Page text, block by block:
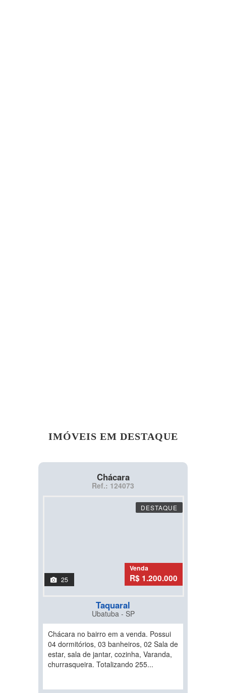
IMÓVEIS EM DESTAQUE
Chácara
Ref.: 124073
DESTAQUE
25
Venda
R$ 1.200.000
Taquaral
Ubatuba - SP
Chácara no bairro em a venda. Possui
04 dormitórios, 03 banheiros, 02 Sala de
estar, sala de jantar, cozinha, Varanda,
churrasqueira. Totalizando 255...